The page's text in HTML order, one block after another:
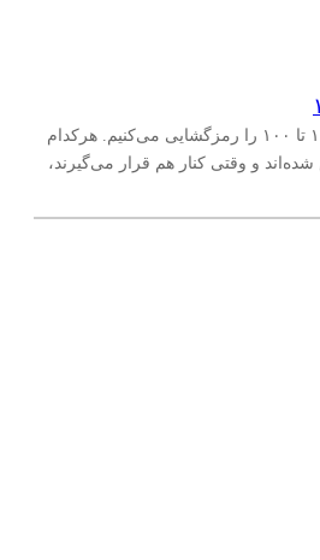
در این فعالیت جدول اعداد ۱ تا ۱۰۰ را رمزگشایی می‌کنیم. هرکدام
و وقتی کنار هم قرار می‌گیرند،